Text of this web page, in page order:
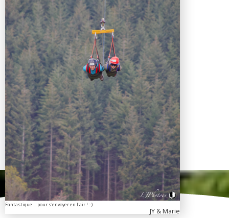
Fantastique ... pour s'envoyer en l'air ! :-)
JY & Marie